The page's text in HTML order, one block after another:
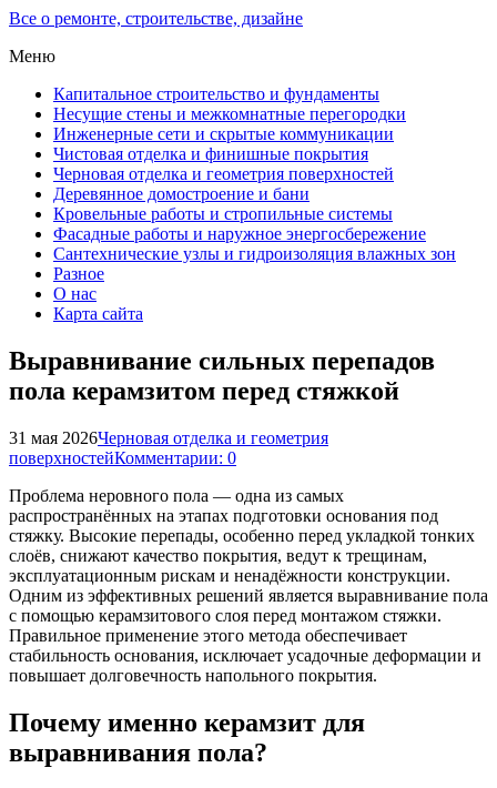
Все о ремонте, строительстве, дизайне
Меню
Капитальное строительство и фундаменты
Несущие стены и межкомнатные перегородки
Инженерные сети и скрытые коммуникации
Чистовая отделка и финишные покрытия
Черновая отделка и геометрия поверхностей
Деревянное домостроение и бани
Кровельные работы и стропильные системы
Фасадные работы и наружное энергосбережение
Сантехнические узлы и гидроизоляция влажных зон
Разное
О нас
Карта сайта
Выравнивание сильных перепадов
пола керамзитом перед стяжкой
31 мая 2026Черновая отделка и геометрия
поверхностейКомментарии: 0
Проблема неровного пола — одна из самых
распространённых на этапах подготовки основания под
стяжку. Высокие перепады, особенно перед укладкой тонких
слоёв, снижают качество покрытия, ведут к трещинам,
эксплуатационным рискам и ненадёжности конструкции.
Одним из эффективных решений является выравнивание пола
с помощью керамзитового слоя перед монтажом стяжки.
Правильное применение этого метода обеспечивает
стабильность основания, исключает усадочные деформации и
повышает долговечность напольного покрытия.
Почему именно керамзит для
выравнивания пола?